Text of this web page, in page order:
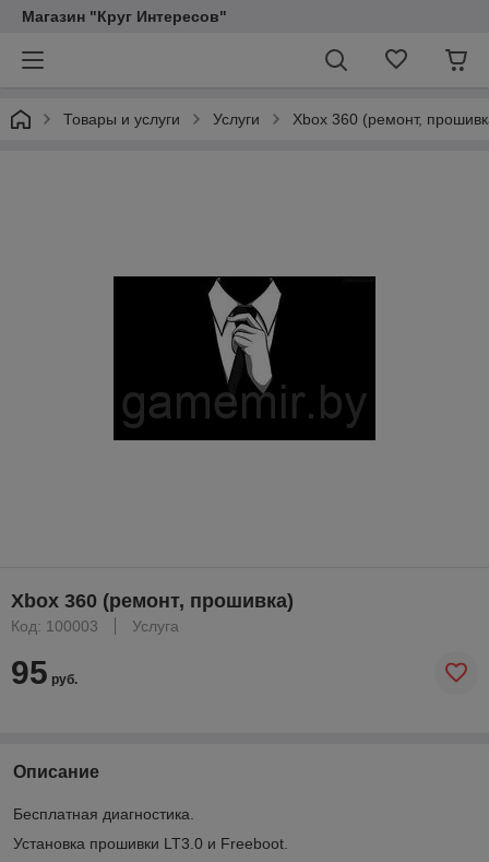
Магазин "Круг Интересов"
Товары и услуги Услуги Xbox 360 (ремонт,
Xbox 360 (ремонт, прошивка)
Код: 100003 Услуга
95 руб.
Описание
Бесплатная диагностика.
Установка прошивки LT3.0 и Freeboot.